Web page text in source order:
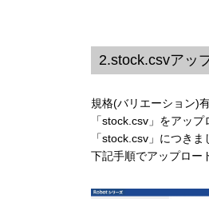
2.stock.csvアッ
規格(バリエーション)
「stock.csv」をアッ
「stock.csv」につき
下記手順でアップロー